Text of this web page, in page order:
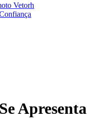
Vetorh
Apresenta